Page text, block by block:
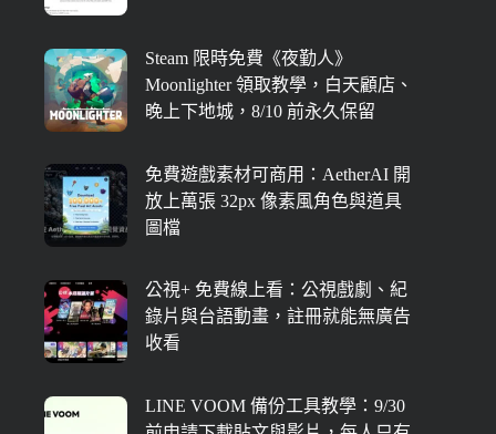
Steam 限時免費《夜勤人》
Moonlighter 領取教學，白天顧店、
晚上下地城，8/10 前永久保留
免費遊戲素材可商用：AetherAI 開
放上萬張 32px 像素風角色與道具
圖檔
公視+ 免費線上看：公視戲劇、紀
錄片與台語動畫，註冊就能無廣告
收看
LINE VOOM 備份工具教學：9/30